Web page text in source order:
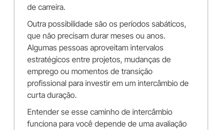
de carreira.
Outra possibilidade são os períodos sabáticos,
que não precisam durar meses ou anos.
Algumas pessoas aproveitam intervalos
estratégicos entre projetos, mudanças de
emprego ou momentos de transição
profissional para investir em um intercâmbio de
curta duração.
Entender se esse caminho de intercâmbio
funciona para você depende de uma avaliação